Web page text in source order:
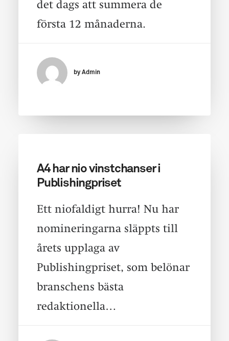
det dags att summera de
första 12 månaderna.
by Admin
A4 har nio vinstchanser i
Publishingpriset
Ett niofaldigt hurra! Nu har
nomineringarna släppts till
årets upplaga av
Publishingpriset, som belönar
branschens bästa
redaktionella…